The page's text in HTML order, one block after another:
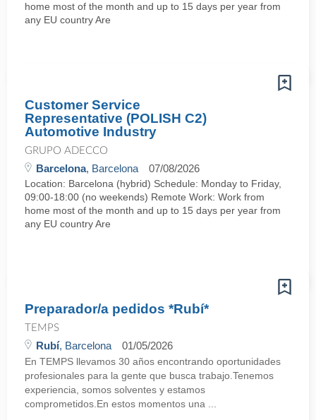
home most of the month and up to 15 days per year from
any EU country Are
Customer Service
Representative (POLISH C2)
Automotive Industry
GRUPO ADECCO
Barcelona, Barcelona 07/08/2026
Location: Barcelona (hybrid) Schedule: Monday to Friday,
09:00-18:00 (no weekends) Remote Work: Work from
home most of the month and up to 15 days per year from
any EU country Are
Preparador/a pedidos *Rubí*
TEMPS
Rubí, Barcelona 01/05/2026
En TEMPS llevamos 30 años encontrando oportunidades
profesionales para la gente que busca trabajo.Tenemos
experiencia, somos solventes y estamos
comprometidos.En estos momentos una ...